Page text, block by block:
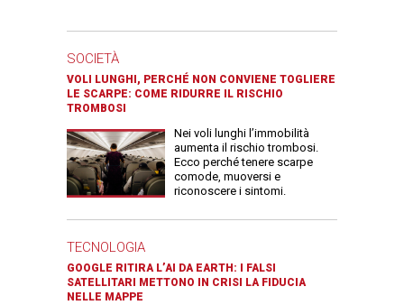
SOCIETÀ
VOLI LUNGHI, PERCHÉ NON CONVIENE TOGLIERE
LE SCARPE: COME RIDURRE IL RISCHIO
TROMBOSI
Nei voli lunghi l’immobilità
aumenta il rischio trombosi.
Ecco perché tenere scarpe
comode, muoversi e
riconoscere i sintomi.
TECNOLOGIA
GOOGLE RITIRA L’AI DA EARTH: I FALSI
SATELLITARI METTONO IN CRISI LA FIDUCIA
NELLE MAPPE